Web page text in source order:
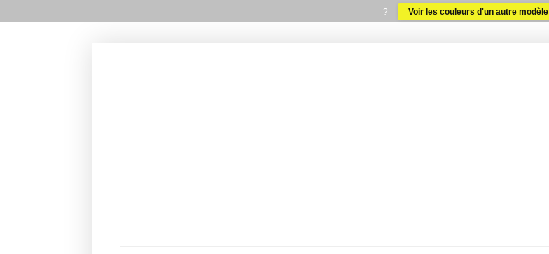
? Voir les couleurs d'un autre modèle